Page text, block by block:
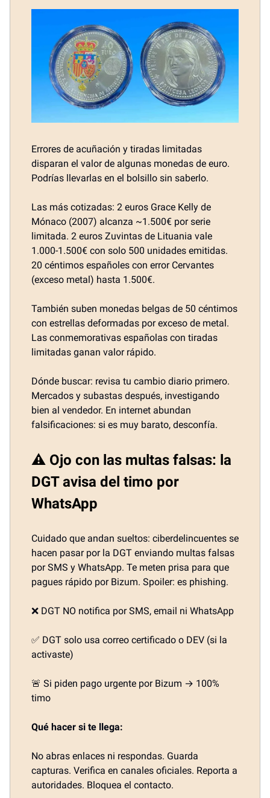
Errores de acuñación y tiradas limitadas
disparan el valor de algunas monedas de euro.
Podrías llevarlas en el bolsillo sin saberlo.
Las más cotizadas: 2 euros Grace Kelly de
Mónaco (2007) alcanza ~1.500€ por serie
limitada. 2 euros Zuvintas de Lituania vale
1.000-1.500€ con solo 500 unidades emitidas.
20 céntimos españoles con error Cervantes
(exceso metal) hasta 1.500€.
También suben monedas belgas de 50 céntimos
con estrellas deformadas por exceso de metal.
Las conmemorativas españolas con tiradas
limitadas ganan valor rápido.
Dónde buscar: revisa tu cambio diario primero.
Mercados y subastas después, investigando
bien al vendedor. En internet abundan
falsificaciones: si es muy barato, desconfía.
⚠️ Ojo con las multas falsas: la
DGT avisa del timo por
WhatsApp
Cuidado que andan sueltos: ciberdelincuentes se
hacen pasar por la DGT enviando multas falsas
por SMS y WhatsApp. Te meten prisa para que
pagues rápido por Bizum. Spoiler: es phishing.
❌ DGT NO notifica por SMS, email ni WhatsApp
✅ DGT solo usa correo certificado o DEV (si la
activaste)
🚨 Si piden pago urgente por Bizum → 100%
timo
Qué hacer si te llega:
No abras enlaces ni respondas. Guarda
capturas. Verifica en canales oficiales. Reporta a
autoridades. Bloquea el contacto.